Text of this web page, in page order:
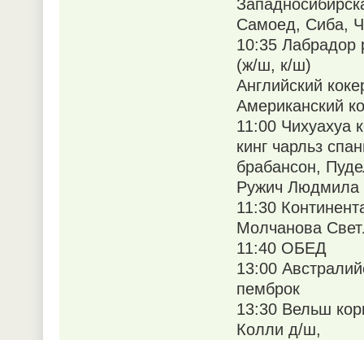
Самоед, Сиба,
10:35 Лабрадор
(ж/ш, к/ш)
Английский
Американский
11:00 Чихуахуа
кинг чарльз
брабансон,
Ружич Людмила
11:30
Молчанова
11:40 ОБЕД
13:00
пемброк
13:30 Вельш
Колли д/ш,